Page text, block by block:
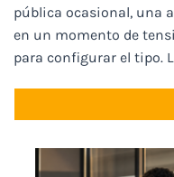
pública ocasional, una
en un momento de
para configurar el tipo.